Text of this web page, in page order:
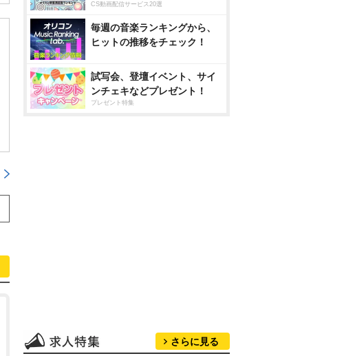
CS動画配信サービス20選
毎週の音楽ランキングから、
ヒットの推移をチェック！
試写会、登壇イベント、サイ
ンチェキなどプレゼント！
プレゼント特集
さらに見る